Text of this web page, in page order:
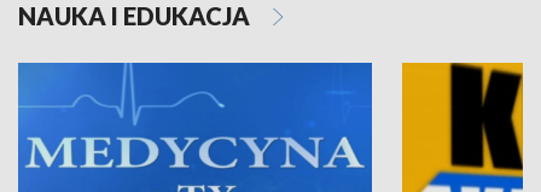
NAUKA I EDUKACJA